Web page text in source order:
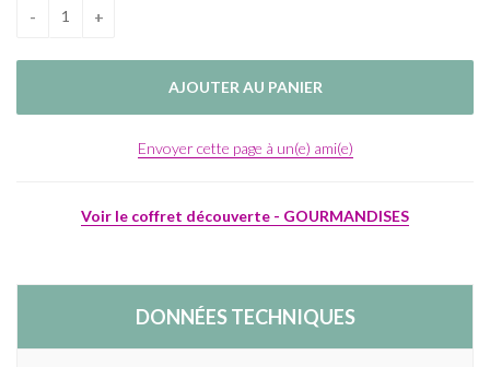
Envoyer cette page à un(e) ami(e)
Voir le coffret découverte - GOURMANDISES
DONNÉES TECHNIQUES